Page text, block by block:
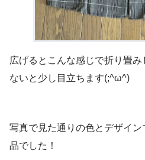
広げるとこんな感じで折り畳
ないと少し目立ちます(;^ω^)
写真で見た通りの色とデザイ
品でした！